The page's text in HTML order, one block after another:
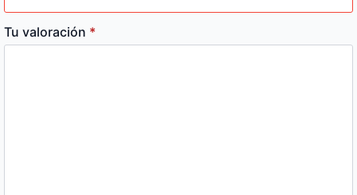
Tu valoración *